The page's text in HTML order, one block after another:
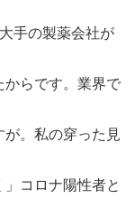
手の製薬会社が
からです。業界で
が。私の穿った見
コロナ陽性者と